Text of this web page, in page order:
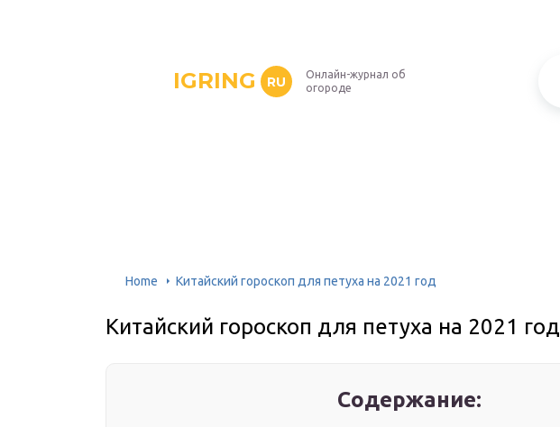
IGRING RU
Онлайн-журнал об
огороде
Home Китайский гороскоп для петуха на 2021 год
Китайский гороскоп для петуха на 2021 год
Содержание: